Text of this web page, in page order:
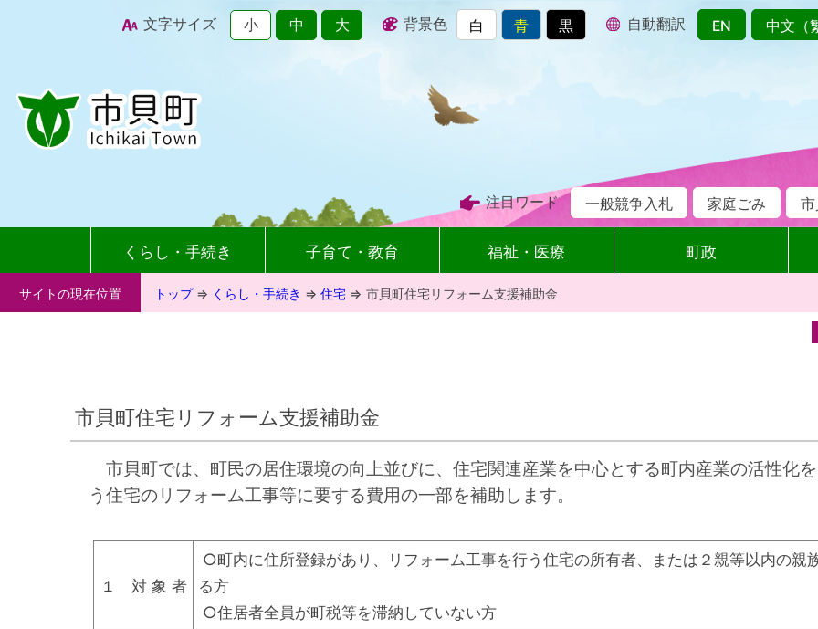
文字サイズ 小 中 大 背景色 白 青 黒 自動翻訳 EN 中文（
注目ワード 一般競争入札 家庭ごみ
くらし・手続き 子育て・教育 福祉・医療 町政
サイトの現在位置 トップ⇒ くらし・手続き ⇒ 住宅 ⇒ 市貝町住宅リフォーム支援補助金
市貝町住宅リフォーム支援補助金
市貝町では、町民の居住環境の向上並びに、住宅関連産業を中心とする町内産業の活性化
う住宅のリフォーム工事等に要する費用の一部を補助します。
１ 対 象 者
○町内に住所登録があり、リフォーム工事を行う住宅の所有者、または２親等以内の親
る方
○住居者全員が町税等を滞納していない方